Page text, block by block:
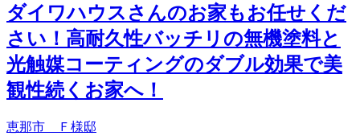
ダイワハウスさんのお家もお任せくだ
さい！高耐久性バッチリの無機塗料と
光触媒コーティングのダブル効果で美
観性続くお家へ！
恵那市 Ｆ様邸